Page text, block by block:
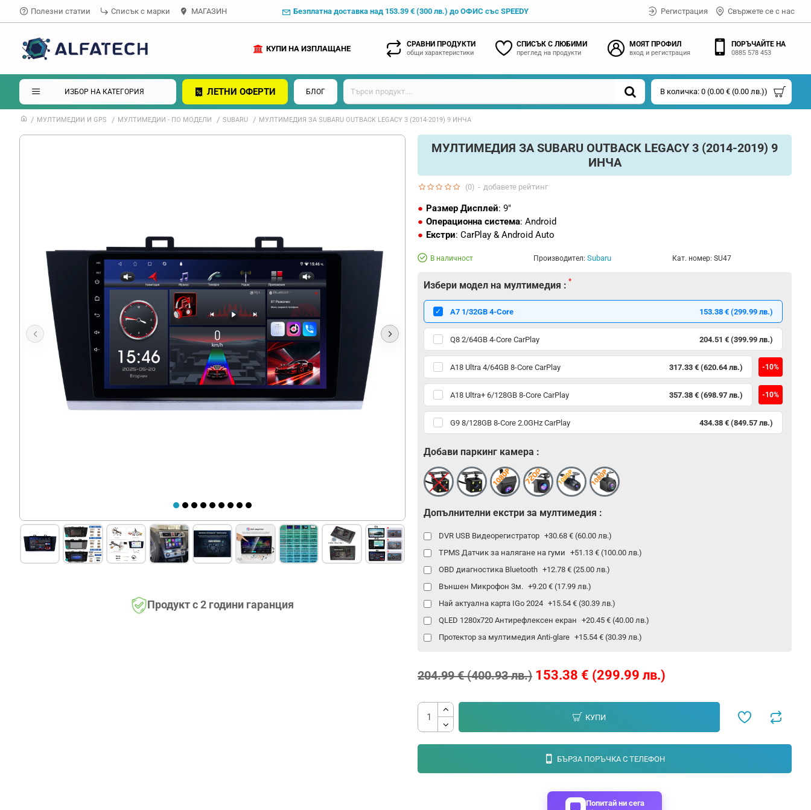
Полезни статии Списък с марки МАГАЗИН Безплатна доставка над 153.39 € (300 лв.) до ОФИС със SPEEDY Регистрация Свържете се с нас
СРАВНИ ПРОДУКТИ
общи характеристики
СПИСЪК С ЛЮБИМИ
преглед на продукти
МОЯТ ПРОФИЛ
вход и регистрация
ПОРЪЧАЙТЕ НА
0885 578 453
КУПИ НА ИЗПЛАЩАНЕ
ИЗБОР НА КАТЕГОРИЯ ЛЕТНИ ОФЕРТИ БЛОГ В количка: 0 (0.00 € (0.00 лв.))
МУЛТИМЕДИИ И GPS МУЛТИМЕДИИ - ПО МОДЕЛИ SUBARU МУЛТИМЕДИЯ ЗА SUBARU OUTBACK LEGACY 3 (2014-2019) 9 ИНЧА
Продукт с 2 години гаранция
МУЛТИМЕДИЯ ЗА SUBARU OUTBACK LEGACY 3 (2014-2019) 9
ИНЧА
Размер Дисплей: 9"
Операционна система: Android
Екстри: CarPlay & Android Auto
В наличност Производител: Subaru Кат. номер: SU47
(0) - добавете рейтинг
153.38 € (299.99 лв.)
204.99 € (400.93 лв.)
Избери модел на мултимедия :
А7 1/32GB 4-Core 153.38 € (299.99 лв.)
Q8 2/64GB 4-Core CarPlay 204.51 € (399.99 лв.)
A18 Ultra 4/64GB 8-Core CarPlay 317.33 € (620.64 лв.) -10%
A18 Ultra+ 6/128GB 8-Core CarPlay 357.38 € (698.97 лв.) -10%
G9 8/128GB 8-Core 2.0GHz CarPlay 434.38 € (849.57 лв.)
Добави паркинг камера :
Допълнителни екстри за мултимедия :
DVR USB Видеорегистратор +30.68 € (60.00 лв.)
TPMS Датчик за налягане на гуми +51.13 € (100.00 лв.)
OBD диагностика Bluetooth +12.78 € (25.00 лв.)
Външен Микрофон 3м. +9.20 € (17.99 лв.)
Най актуална карта IGo 2024 +15.54 € (30.39 лв.)
QLED 1280x720 Антирефлексен екран +20.45 € (40.00 лв.)
Протектор за мултимедия Anti-glare +15.54 € (30.39 лв.)
КУПИ
БЪРЗА ПОРЪЧКА С ТЕЛЕФОН
Попитай ни сега